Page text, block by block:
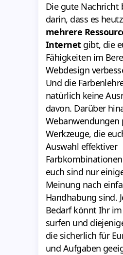
Die gute Nachricht
darin, dass es
mehrere
Internetgibt, die
Fähigkeiten im
Webdesign
Und die
natürlich keine
davon. Darüber
Webanwendungen
Werkzeuge, die
Auswahl effektiver
euch sind nur
Meinung nach
Handhabung sind.
Bedarf könnt Ihr
surfen und
die sicherlich für
und Aufgaben